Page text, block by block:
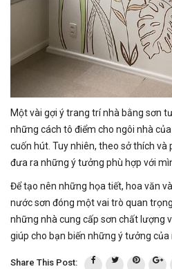
Một vài gợi ý trang trí nhà bằng sơn
những cách tô điểm cho ngôi nhà
cuốn hút. Tuy nhiên, theo sở thích và
đưa ra những ý tưởng phù hợp với
Để tạo nên những họa tiết, hoa văn
nước sơn đóng một vai trò quan
những nhà cung cấp sơn chất lượng
giúp cho bạn biến những ý tưởng
Share This Post: